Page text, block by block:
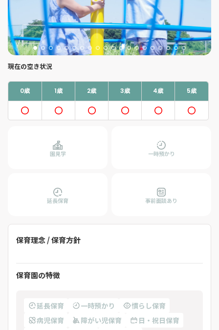
現在の空き状況
0歳 1歳 2歳 3歳 4歳 5歳
園見学 一時預かり
延長保育 事前面談あり
保育理念 / 保育方針
保育園の特徴
延長保育 一時預かり
慣らし保育
病児保育
障がい児保育
日・祝日保育